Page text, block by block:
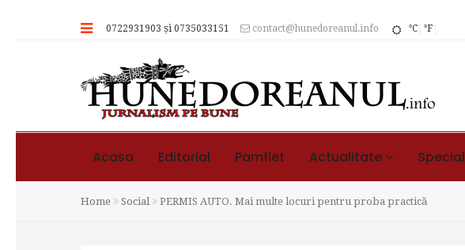
0722931903 și 0735033151 contact@hunedoreanul.info °C °F
Acasa Editorial Pamflet Actualitate Special
Home Social PERMIS AUTO. Mai multe locuri pentru proba practică